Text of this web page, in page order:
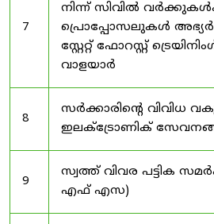
7
നിന്ന് സിവിൽ
പ്രൊപ്പോസലുകൾ
സ്റ്റേറ്റ് ഫോറസ്റ്റ്
വാളയാർ
8
സർക്കാരിന്റെ വിവിധ
ഇലക്ട്രോണിക്
9
സ്വത്ത് വിവര പട്ടിക
എഫ് എസ)